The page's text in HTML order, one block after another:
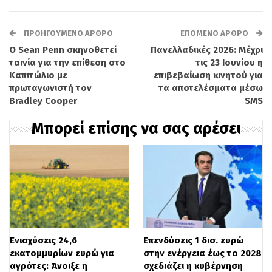
υποχώρησαν κατά 95%, ενώ οι
οικοδομικές άδειες μειώθηκαν κατά 84%.
Παρά την πρόσφατη ανάκαμψη, η
οικοδομική δραστηριότητα παραμένει
καθηλωμένη κάτω από τα προ κρίσης
επίπεδα, δημιουργώντας ένα μόνιμο
έλλειμμα νέων ακινήτων. Την ίδια στιγμή,
το υπάρχον κτηριακό απόθεμα αδυνατεί
να καλύψει τις ανάγκες, λόγω
παλαιότητας, αναγκών ανακαίνισης αλλά
και γεωγραφικής ασυμφωνίας με τη
ζήτηση.
ΠΡΟΗΓΟΎΜΕΝΟ ΆΡΘΡΟ
Ο Sean Penn σκηνοθετεί
ταινία για την επίθεση στο
Καπιτώλιο με
πρωταγωνιστή τον
Bradley Cooper
ΕΠΌΜΕΝΟ ΆΡΘΡΟ
Πανελλαδικές 2026: Μέχρι
τις 23 Ιουνίου η
επιβεβαίωση κινητού για
τα αποτελέσματα μέσω
SMS
Μπορεί επίσης να σας αρέσει
Ενισχύσεις 24,6
εκατομμυρίων ευρώ για
αγρότες: Άνοιξε η
Επενδύσεις 1 δισ. ευρώ
στην ενέργεια έως το 2028
σχεδιάζει η κυβέρνηση